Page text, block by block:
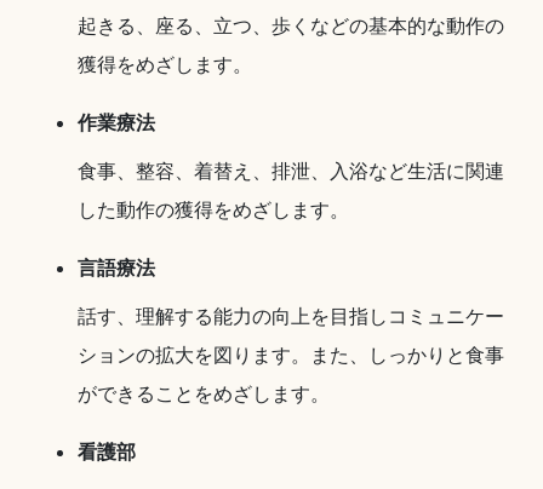
起きる、座る、立つ、歩くなどの基本的な動作の
獲得をめざします。
作業療法
食事、整容、着替え、排泄、入浴など生活に関連
した動作の獲得をめざします。
言語療法
話す、理解する能力の向上を目指しコミュニケー
ションの拡大を図ります。また、しっかりと食事
ができることをめざします。
看護部